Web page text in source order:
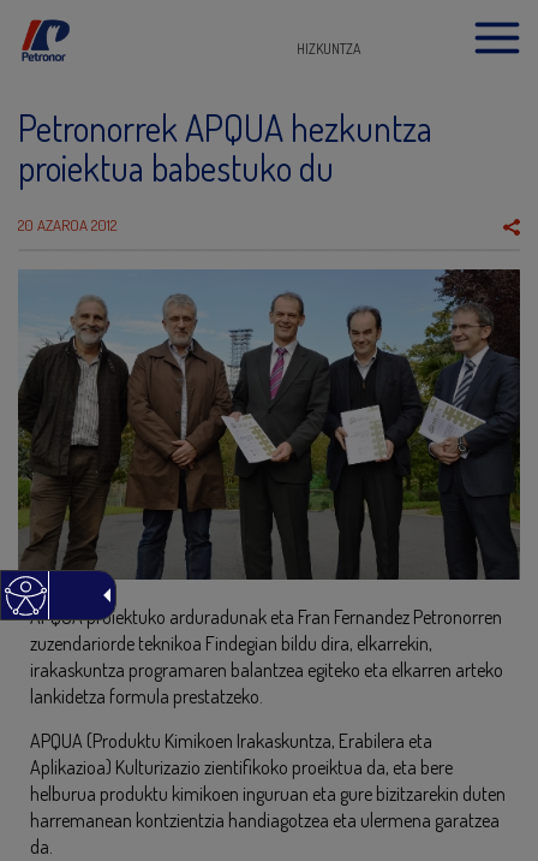
HIZKUNTZA
Petronorrek APQUA hezkuntza
proiektua babestuko du
20 AZAROA 2012
APQUA proiektuko arduradunak eta Fran Fernandez Petronorren
zuzendariorde teknikoa Findegian bildu dira, elkarrekin,
irakaskuntza programaren balantzea egiteko eta elkarren arteko
lankidetza formula prestatzeko.
APQUA (Produktu Kimikoen Irakaskuntza, Erabilera eta
Aplikazioa) Kulturizazio zientifikoko proeiktua da, eta bere
helburua produktu kimikoen inguruan eta gure bizitzarekin duten
harremanean kontzientzia handiagotzea eta ulermena garatzea
da.